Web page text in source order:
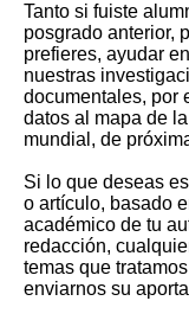
Tanto si fuiste
posgrado anterior,
prefieres, ayudar
nuestras
documentales, por
datos al mapa de
mundial, de
Si lo que deseas es
o artículo, basado
académico de tu
redacción,
temas que
enviarnos su